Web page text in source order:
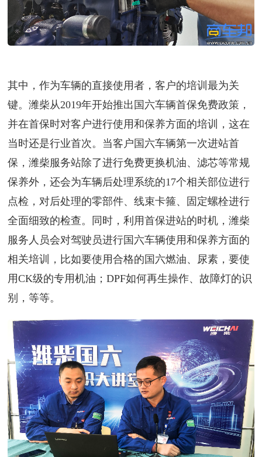
其中，作为车辆的直接使用者，客户的培训最为关
键。潍柴从2019年开始推出国六车辆首保免费政策，
并在首保时对客户进行使用和保养方面的培训，这在
当时还是行业首次。当客户国六车辆第一次进站首
保，潍柴服务站除了进行免费更换机油、滤芯等常规
保养外，还会为车辆后处理系统的17个相关部位进行
点检，对后处理的零部件、线束卡箍、固定螺栓进行
全面细致的检查。同时，利用首保进站的时机，潍柴
服务人员会对驾驶员进行国六车辆使用和保养方面的
相关培训，比如要使用合格的国六燃油、尿素，要使
用CK级的专用机油；DPF如何再生操作、故障灯的识
别，等等。